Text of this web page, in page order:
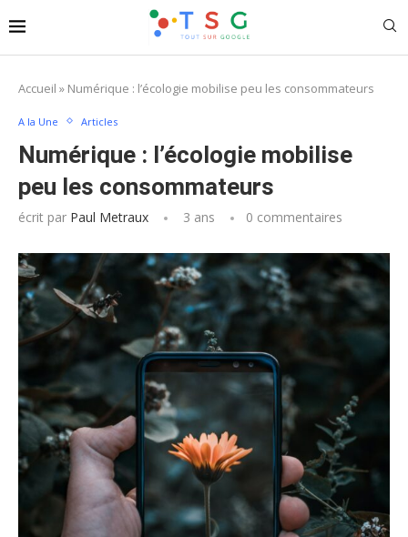
Accueil » Numérique : l’écologie mobilise peu les consommateurs
A la Une Articles
Numérique : l’écologie mobilise
peu les consommateurs
écrit par Paul Metraux 3 ans 0 commentaires